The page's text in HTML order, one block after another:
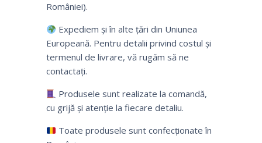
României).
Expediem și în alte țări din Uniunea
Europeană. Pentru detalii privind costul și
termenul de livrare, vă rugăm să ne
contactați.
Produsele sunt realizate la comandă,
cu grijă și atenție la fiecare detaliu.
Toate produsele sunt confecționate în